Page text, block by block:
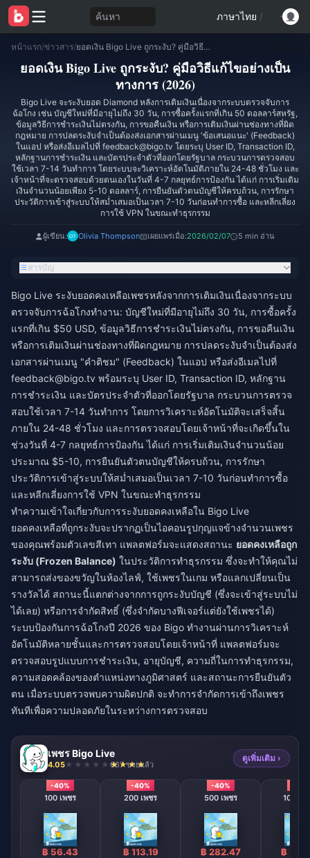
ค้นหา ภาษาไทย /
หน้าแรก/ข่าวสาร/ ยอดเงิน Bigo Live ถูกระงับ? คู่มือวิธีแก้ไขอย่างเป็นทางการ (2026)
ยอดเงิน Bigo Live ถูกระงับ? คู่มือวิธีแก้ไขอย่างเป็น
ทางการ (2026)
Bigo Live จะระงับยอด Diamond หลังการเติมเงินเนื่องจากระบบตรวจจับการ
ฉ้อโกง เช่น บัญชีใหม่ที่มีอายุไม่ถึง 30 วัน, การซื้อครั้งแรกที่เกิน 50 ดอลลาร์สหรัฐ,
ข้อมูลวิธีการชำระเงินไม่ตรงกัน, การขอคืนเงิน หรือการเติมเงินผ่านช่องทางที่ผิด
กฎหมาย การปลดระงับจำเป็นต้องส่งเอกสารผ่านเมนู 'ข้อเสนอแนะ' (Feedback)
ในแอป หรือส่งอีเมลไปที่ feedback@bigo.tv โดยระบุ User ID, Transaction ID,
หลักฐานการชำระเงิน และบัตรประจำตัวที่ออกโดยรัฐบาล กระบวนการตรวจสอบ
ใช้เวลา 7-14 วันทำการ โดยระบบจะวิเคราะห์อัตโนมัติภายใน 24-48 ชั่วโมง และ
เจ้าหน้าที่จะตรวจสอบด้วยตนเองในวันที่ 4-7 กลยุทธ์การป้องกัน ได้แก่ การเริ่มเติม
เงินจำนวนน้อยเพียง 5-10 ดอลลาร์, การยืนยันตัวตนบัญชีให้ครบถ้วน, การรักษา
ประวัติการเข้าสู่ระบบให้สม่ำเสมอเป็นเวลา 7-10 วันก่อนทำการซื้อ และหลีกเลี่ยง
การใช้ VPN ในขณะทำธุรกรรม
ผู้เขียน: Olivia Thompson เผยแพร่เมื่อ:2026/02/07 5 min อ่าน
สารบัญ
Bigo Live ระงับยอดคงเหลือเพชรหลังจากการเติมเงินเนื่องจากระบบ
ตรวจจับการฉ้อโกงทำงาน: บัญชีใหม่ที่มีอายุไม่ถึง 30 วัน, การซื้อครั้ง
แรกที่เกิน $50 USD, ข้อมูลวิธีการชำระเงินไม่ตรงกัน, การขอคืนเงิน
หรือการเติมเงินผ่านช่องทางที่ผิดกฎหมาย การปลดระงับจำเป็นต้องส่ง
เอกสารผ่านเมนู "คำติชม" (Feedback) ในแอป หรือส่งอีเมลไปที่
feedback@bigo.tv พร้อมระบุ User ID, Transaction ID, หลักฐาน
การชำระเงิน และบัตรประจำตัวที่ออกโดยรัฐบาล กระบวนการตรวจ
สอบใช้เวลา 7-14 วันทำการ โดยการวิเคราะห์อัตโนมัติจะเสร็จสิ้น
ภายใน 24-48 ชั่วโมง และการตรวจสอบโดยเจ้าหน้าที่จะเกิดขึ้นใน
ช่วงวันที่ 4-7 กลยุทธ์การป้องกัน ได้แก่ การเริ่มเติมเงินจำนวนน้อย
ประมาณ $5-10, การยืนยันตัวตนบัญชีให้ครบถ้วน, การรักษา
ประวัติการเข้าสู่ระบบให้สม่ำเสมอเป็นเวลา 7-10 วันก่อนทำการซื้อ
และหลีกเลี่ยงการใช้ VPN ในขณะทำธุรกรรม
ทำความเข้าใจเกี่ยวกับการระงับยอดคงเหลือใน Bigo Live
ยอดคงเหลือที่ถูกระงับจะปรากฏเป็นไอคอนรูปกุญแจข้างจำนวนเพชร
ของคุณพร้อมตัวเลขสีเทา แพลตฟอร์มจะแสดงสถานะ ยอดคงเหลือถูก
ระงับ (Frozen Balance) ในประวัติการทำธุรกรรม ซึ่งจะทำให้คุณไม่
สามารถส่งของขวัญในห้องไลฟ์, ใช้เพชรในเกม หรือแลกเปลี่ยนเป็น
รางวัลได้ สถานะนี้แตกต่างจากการถูกระงับบัญชี (ซึ่งจะเข้าสู่ระบบไม่
ได้เลย) หรือการจำกัดสิทธิ์ (ซึ่งจำกัดบางฟีเจอร์แต่ยังใช้เพชรได้)
ระบบป้องกันการฉ้อโกงปี 2026 ของ Bigo ทำงานผ่านการวิเคราะห์
อัตโนมัติหลายชั้นและการตรวจสอบโดยเจ้าหน้าที่ แพลตฟอร์มจะ
ตรวจสอบรูปแบบการชำระเงิน, อายุบัญชี, ความถี่ในการทำธุรกรรม,
ความสอดคล้องของตำแหน่งทางภูมิศาสตร์ และสถานะการยืนยันตัว
ตน เมื่อระบบตรวจพบความผิดปกติ จะทำการจำกัดการเข้าถึงเพชร
ทันทีเพื่อความปลอดภัยในระหว่างการตรวจสอบ
เพชร Bigo Live
4.05 667 ขายแล้ว
ดูเพิ่มเติม ›
-40%
100 เพชร
฿ 56.43
-40%
200 เพชร
฿ 113.19
-40%
500 เพชร
฿ 282.47
1000 เ
฿